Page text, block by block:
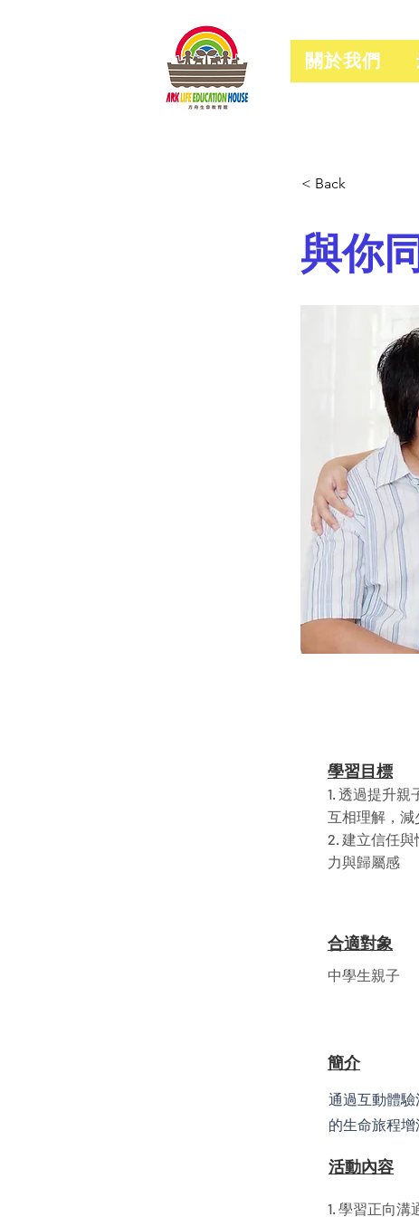
關於我們
< Back
與你
學習目標
1. 透過提升親
互相理解，減
2. 建立信任
力與歸屬感
合適對象
中學生親子
簡介
通過互動體
的生命旅程增
​活動內容
1. 學習正向溝